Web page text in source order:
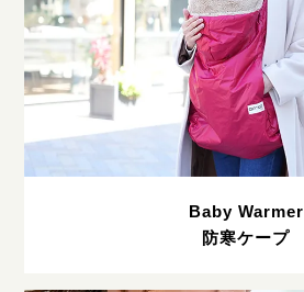
Baby Warmer
防寒ケープ